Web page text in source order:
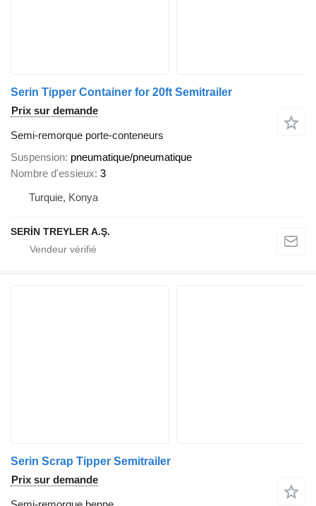
Serin Tipper Container for 20ft Semitrailer
Prix sur demande
Semi-remorque porte-conteneurs
Suspension pneumatique/pneumatique
Nombre d'essieux 3
Turquie, Konya
SERİN TREYLER A.Ş.
Serin Scrap Tipper Semitrailer
Prix sur demande